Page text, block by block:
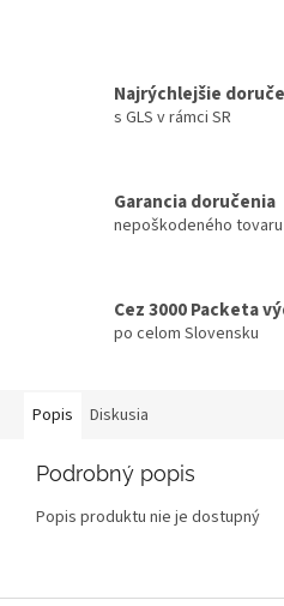
Najrýchlejšie
s GLS v rámci SR
Garancia doručenia
nepoškodeného tovaru
Cez 3000 Packeta
po celom Slovensku
Popis Diskusia
Podrobný popis
Popis produktu nie je dostupný